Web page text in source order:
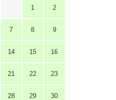
1 2
7 8 9
14 15 16
21 22 23
28 29 30